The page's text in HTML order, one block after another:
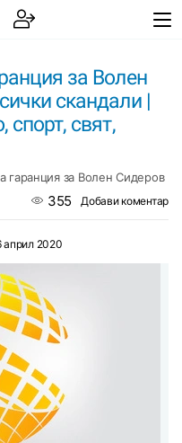
за Волен
скандали |
спорт, свят,
гаранция за Волен Сидеров
355 Добави коментар
април 2020